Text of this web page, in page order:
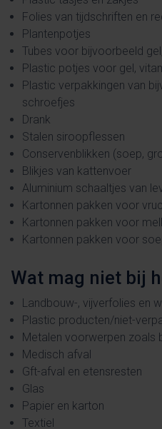
Folies van tijdschriften en
Plantenpotjes
Tubes voor bijvoorbeeld
Plastic potjes voor gel,
Plastic verpakkingen van
schroefjes
Drank
Stalen siroopflessen
Conservenblikken (soep,
Blikjes van kattenvoer
Aluminium schaaltjes van
Kartonnen pakken voor
Kartonnen pakken voor
Kartonnen pakken voor
Wat mag niet bij
Landbouw-, vijverfolies en
Plastic producten/niet-
Metalen voorwerpen zoals
Medisch afval
Gft-afval en etensresten
Glas
Papier en karton
Textiel